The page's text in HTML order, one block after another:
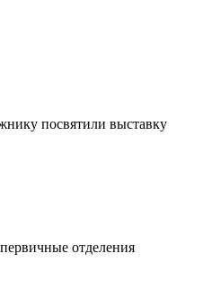
посвятили выставку
отделения